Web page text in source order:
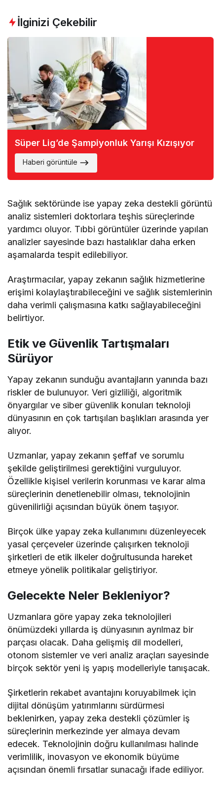
İlginizi Çekebilir
Süper Lig’de Şampiyonluk Yarışı Kızışıyor
Haberi görüntüle
Sağlık sektöründe ise yapay zeka destekli görüntü
analiz sistemleri doktorlara teşhis süreçlerinde
yardımcı oluyor. Tıbbi görüntüler üzerinde yapılan
analizler sayesinde bazı hastalıklar daha erken
aşamalarda tespit edilebiliyor.
Araştırmacılar, yapay zekanın sağlık hizmetlerine
erişimi kolaylaştırabileceğini ve sağlık sistemlerinin
daha verimli çalışmasına katkı sağlayabileceğini
belirtiyor.
Etik ve Güvenlik Tartışmaları
Sürüyor
Yapay zekanın sunduğu avantajların yanında bazı
riskler de bulunuyor. Veri gizliliği, algoritmik
önyargılar ve siber güvenlik konuları teknoloji
dünyasının en çok tartışılan başlıkları arasında yer
alıyor.
Uzmanlar, yapay zekanın şeffaf ve sorumlu
şekilde geliştirilmesi gerektiğini vurguluyor.
Özellikle kişisel verilerin korunması ve karar alma
süreçlerinin denetlenebilir olması, teknolojinin
güvenilirliği açısından büyük önem taşıyor.
Birçok ülke yapay zeka kullanımını düzenleyecek
yasal çerçeveler üzerinde çalışırken teknoloji
şirketleri de etik ilkeler doğrultusunda hareket
etmeye yönelik politikalar geliştiriyor.
Gelecekte Neler Bekleniyor?
Uzmanlara göre yapay zeka teknolojileri
önümüzdeki yıllarda iş dünyasının ayrılmaz bir
parçası olacak. Daha gelişmiş dil modelleri,
otonom sistemler ve veri analiz araçları sayesinde
birçok sektör yeni iş yapış modelleriyle tanışacak.
Şirketlerin rekabet avantajını koruyabilmek için
dijital dönüşüm yatırımlarını sürdürmesi
beklenirken, yapay zeka destekli çözümler iş
süreçlerinin merkezinde yer almaya devam
edecek. Teknolojinin doğru kullanılması halinde
verimlilik, inovasyon ve ekonomik büyüme
açısından önemli fırsatlar sunacağı ifade ediliyor.